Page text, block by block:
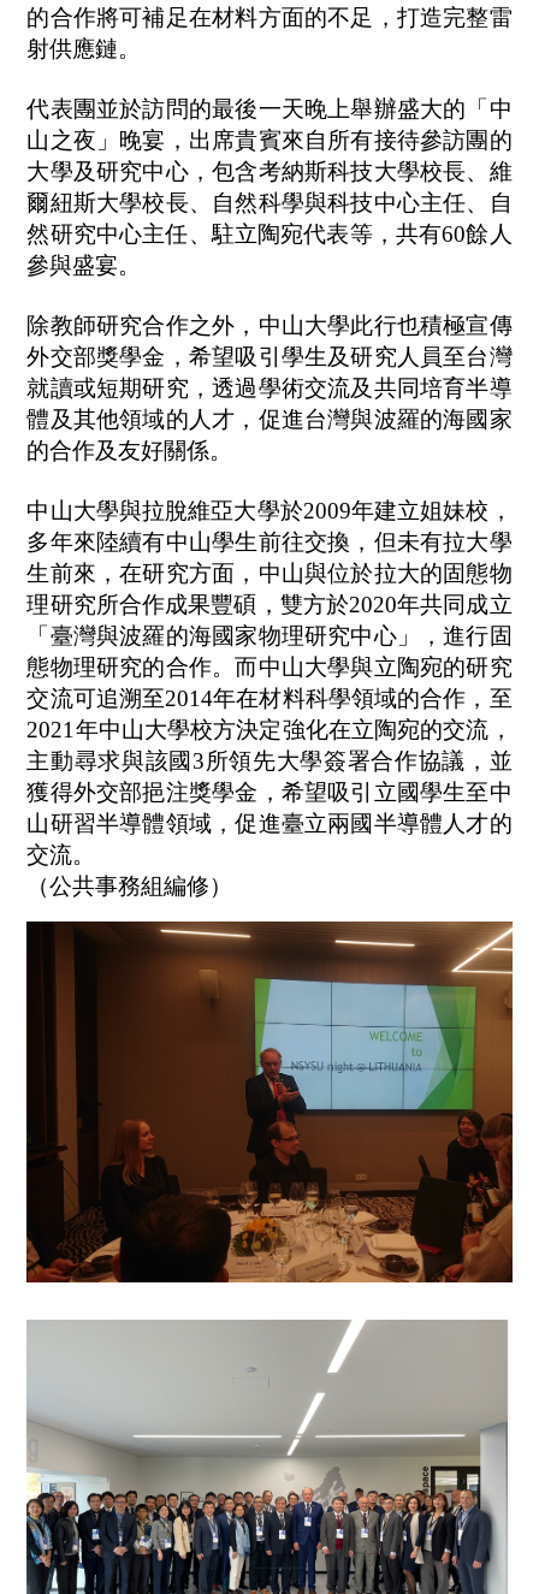
的合作將可補足在材料方面的不足，打造完整雷
射供應鏈。
代表團並於訪問的最後一天晚上舉辦盛大的「中
山之夜」晚宴，出席貴賓來自所有接待參訪團的
大學及研究中心，包含考納斯科技大學校長、維
爾紐斯大學校長、自然科學與科技中心主任、自
然研究中心主任、駐立陶宛代表等，共有60餘人
參與盛宴。
除教師研究合作之外，中山大學此行也積極宣傳
外交部獎學金，希望吸引學生及研究人員至台灣
就讀或短期研究，透過學術交流及共同培育半導
體及其他領域的人才，促進台灣與波羅的海國家
的合作及友好關係。
中山大學與拉脫維亞大學於2009年建立姐妹校，
多年來陸續有中山學生前往交換，但未有拉大學
生前來，在研究方面，中山與位於拉大的固態物
理研究所合作成果豐碩，雙方於2020年共同成立
「臺灣與波羅的海國家物理研究中心」，進行固
態物理研究的合作。而中山大學與立陶宛的研究
交流可追溯至2014年在材料科學領域的合作，至
2021年中山大學校方決定強化在立陶宛的交流，
主動尋求與該國3所領先大學簽署合作協議，並
獲得外交部挹注獎學金，希望吸引立國學生至中
山研習半導體領域，促進臺立兩國半導體人才的
交流。
（公共事務組編修）